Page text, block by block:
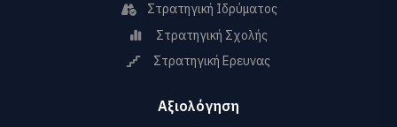
Στρατηγική Ιδρύματος
Στρατηγική Σχολής
Στρατηγική Ερευνας
Αξιολόγηση